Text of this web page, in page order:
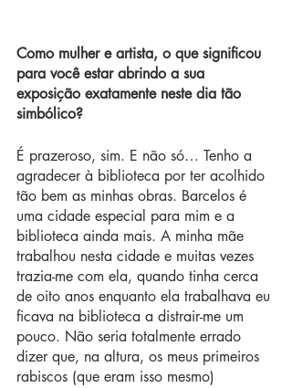
Como mulher e artista, o que significou
para você estar abrindo a sua
exposição exatamente neste dia tão
simbólico?
É prazeroso, sim. E não só… Tenho a
agradecer à biblioteca por ter acolhido
tão bem as minhas obras. Barcelos é
uma cidade especial para mim e a
biblioteca ainda mais. A minha mãe
trabalhou nesta cidade e muitas vezes
trazia-me com ela, quando tinha cerca
de oito anos enquanto ela trabalhava eu
ficava na biblioteca a distrair-me um
pouco. Não seria totalmente errado
dizer que, na altura, os meus primeiros
rabiscos (que eram isso mesmo)